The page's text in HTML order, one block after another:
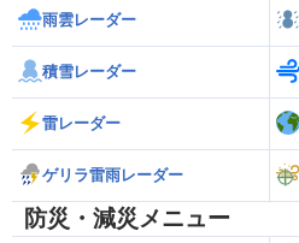
雨雲レーダー
積雪レーダー
雷レーダー
ゲリラ雷雨レーダー
防災・減災メニュー